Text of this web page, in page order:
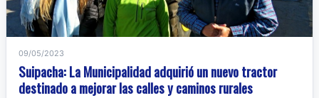
09/05/2023
Suipacha: La Municipalidad adquirió un nuevo tractor
destinado a mejorar las calles y caminos rurales